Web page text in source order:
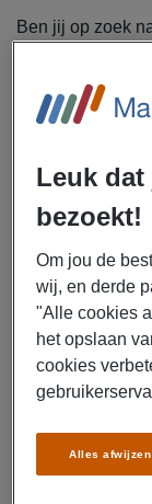
Ben jij op zoek
medewerkers,
verschillende
houden. Nog
kun je gratis via
Uitzendbureau
de regio
logistiek.
Als logistiek
Werken
Leuk
bezoekt!
Om jou de
wij, en derde
"Alle cookies
het opslaan
cookies
Alles afwijzen